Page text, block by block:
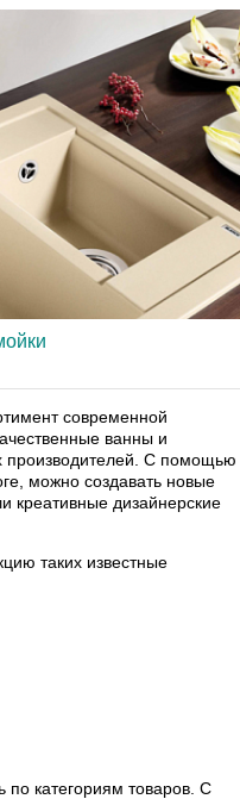
современной
ванны и
производителей. С помощью
можно создавать новые
креативные дизайнерские
таких известные
по категориям товаров. С